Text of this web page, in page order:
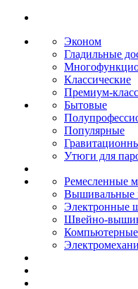
Эконом
Гладильные
Классические
Премиум-класс
Бытовые
Популярные
Утюги для
Ремесленные
Электронные
Швейно-